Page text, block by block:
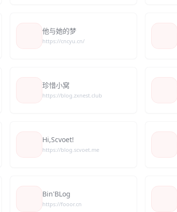
他与她的梦
https://cncyu.cn/
珍惜小窝
https://blog.zxnest.club
Hi,Scvoet!
https://blog.scvoet.me
Bin'BLog
https://fooor.cn